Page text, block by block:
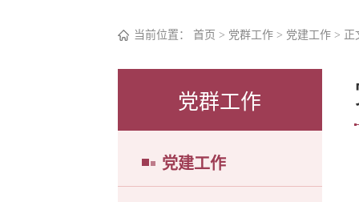
当前位置： 首页 > 党群工作> 党建工作> 正
党群工作
党建工作